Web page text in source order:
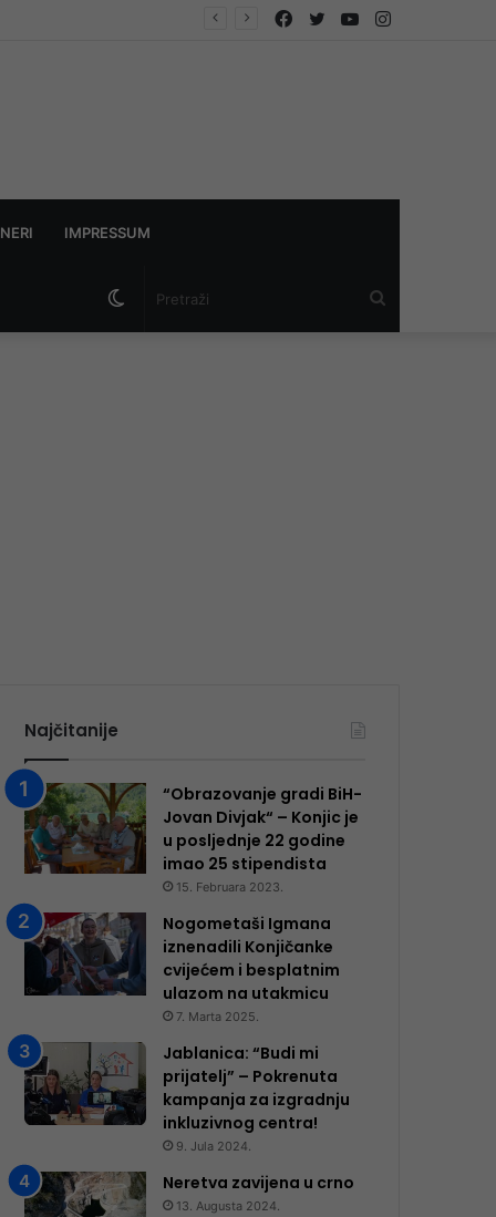
YouTube
Twitter
Facebook
IMPRESSUM
Switch
Najčitanije
“Obrazovanje gradi BiH-
Jovan Divjak“ – Konjic je
u posljednje 22 godine
imao 25 ​​stipendista
15. Februara 2023.
Nogometaši Igmana
iznenadili Konjičanke
cvijećem i besplatnim
ulazom na utakmicu
7. Marta 2025.
Jablanica: “Budi mi
prijatelj” – Pokrenuta
kampanja za izgradnju
inkluzivnog centra!
9. Jula 2024.
Neretva zavijena u crno
13. Augusta 2024.